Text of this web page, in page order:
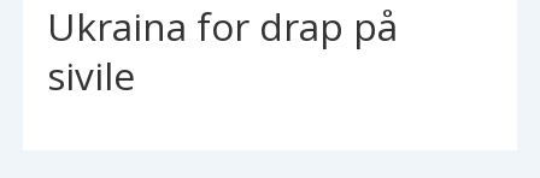
Ukraina for drap på
sivile